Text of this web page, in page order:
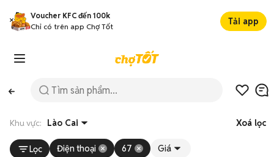
Voucher KFC đến 100k
Chỉ có trên app Chợ Tốt
Tải app
Khu vực: Lào Cai Xoá lọc
Lọc Điện thoại 67 Giá